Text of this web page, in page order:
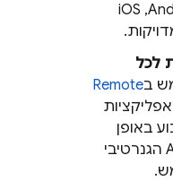
שניתנות למשתמשי Android,‏ iOS
לכל
בRemote
באופן
אוטומטי את הגדרות ה-AI הגנרטיבי